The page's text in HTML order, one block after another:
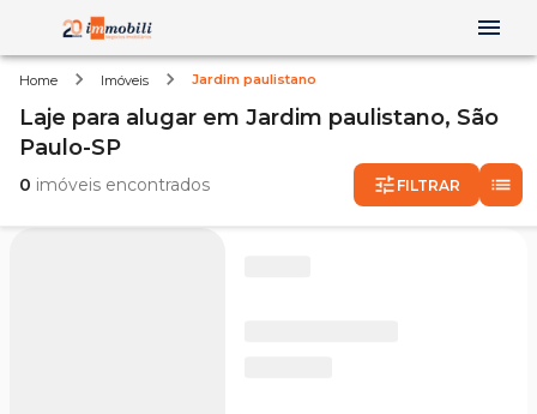
Home Imóveis Jardim paulistano
Laje para alugar em Jardim paulistano, São
Paulo-SP
0 imóveis encontrados FILTRAR